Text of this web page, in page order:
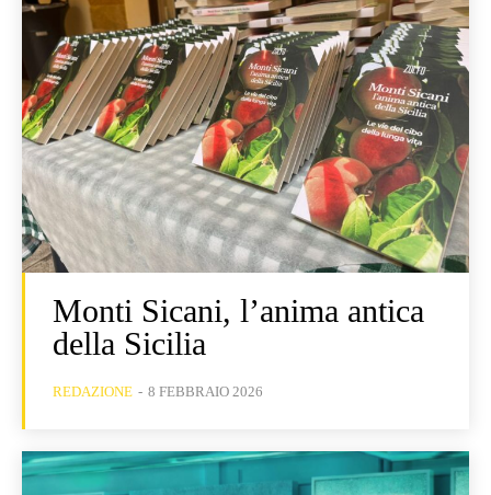
Monti Sicani, l’anima antica
della Sicilia
REDAZIONE - 8 FEBBRAIO 2026